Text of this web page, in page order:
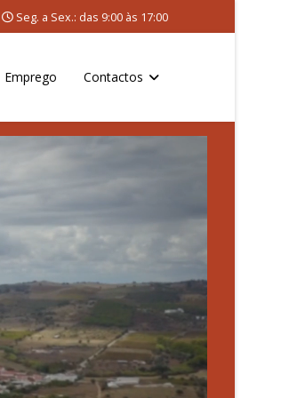
Seg. a Sex.: das 9:00 às 17:00
Emprego Contactos